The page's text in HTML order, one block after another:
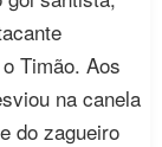
Timão. Aos
na canela
do zagueiro